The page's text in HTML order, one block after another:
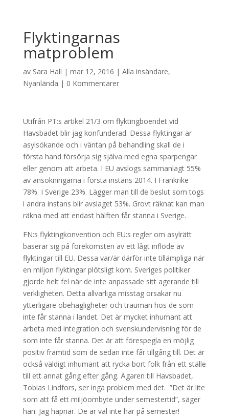
Flyktingarnas
matproblem
av Sara Hall | mar 12, 2016 | Alla insändare,
Nyanlända | 0 Kommentarer
Utifrån PT:s artikel 21/3 om flyktingboendet vid
Havsbadet blir jag konfunderad. Dessa flyktingar är
asylsökande och i väntan på behandling skall de i
första hand försörja sig själva med egna sparpengar
eller genom att arbeta. I EU avslogs sammanlagt 55%
av ansökningarna i första instans 2014. I Frankrike
78%. I Sverige 23%. Lägger man till de beslut som togs
i andra instans blir avslaget 53%. Grovt räknat kan man
räkna med att endast hälften får stanna i Sverige.
FN:s flyktingkonvention och EU:s regler om asylrätt
baserar sig på förekomsten av ett lågt inflöde av
flyktingar till EU. Dessa var/är därför inte tillämpliga när
en miljon flyktingar plötsligt kom. Sveriges politiker
gjorde helt fel när de inte anpassade sitt agerande till
verkligheten. Detta allvarliga misstag orsakar nu
ytterligare obehagligheter och trauman hos de som
inte får stanna i landet. Det är mycket inhumant att
arbeta med integration och svenskundervisning för de
som inte får stanna. Det är att förespegla en möjlig
positiv framtid som de sedan inte får tillgång till. Det är
också väldigt inhumant att rycka bort folk från ett ställe
till ett annat gång efter gång. Ägaren till Havsbadet,
Tobias Lindfors, ser inga problem med det. ”Det är lite
som att få ett miljöombyte under semestertid”, säger
han. Jag häpnar. De är väl inte här på semester!